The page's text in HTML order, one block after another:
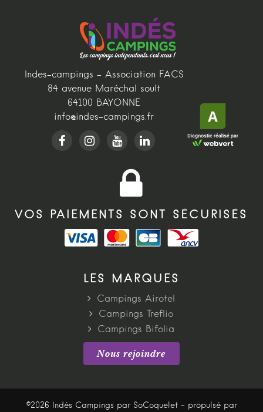
Indes-campings - Association FACS
84 avenue Maréchal soult
64100 BAYONNE
info@indes-campings.fr
VOS PAIEMENTS SONT SÉCURISÉS
LES MARQUES
Campings Airotel
Campings Treflio
Campings Bifolia
Nous rejoindre
©2026 Indés Campings par SoCoquelet - propulsé par